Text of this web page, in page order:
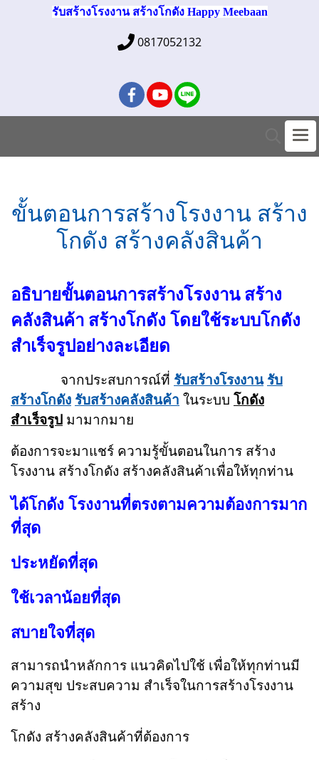
รับสร้างโรงงาน สร้างโกดัง Happy Meebaan
0817052132
ขั้นตอนการสร้างโรงงาน สร้าง
โกดัง สร้างคลังสินค้า
อธิบายขั้นตอนการสร้างโรงงาน สร้าง
คลังสินค้า สร้างโกดัง โดยใช้ระบบโกดัง
สำเร็จรูปอย่างละเอียด
จากประสบการณ์ที่ รับสร้างโรงงาน รับ
สร้างโกดัง รับสร้างคลังสินค้า ในระบบ โกดัง
สำเร็จรูป มามากมาย
ต้องการจะมาแชร์ ความรู้ขั้นตอนในการ สร้าง
โรงงาน สร้างโกดัง สร้างคลังสินค้าเพื่อให้ทุกท่าน
ได้โกดัง โรงงานที่ตรงตามความต้องการมาก
ที่สุด
ประหยัดที่สุด
ใช้เวลาน้อยที่สุด
สบายใจที่สุด
สามารถนำหลักการ แนวคิดไปใช้ เพื่อให้ทุกท่านมี
ความสุข ประสบความ สำเร็จในการสร้างโรงงาน
สร้าง
โกดัง สร้างคลังสินค้าที่ต้องการ